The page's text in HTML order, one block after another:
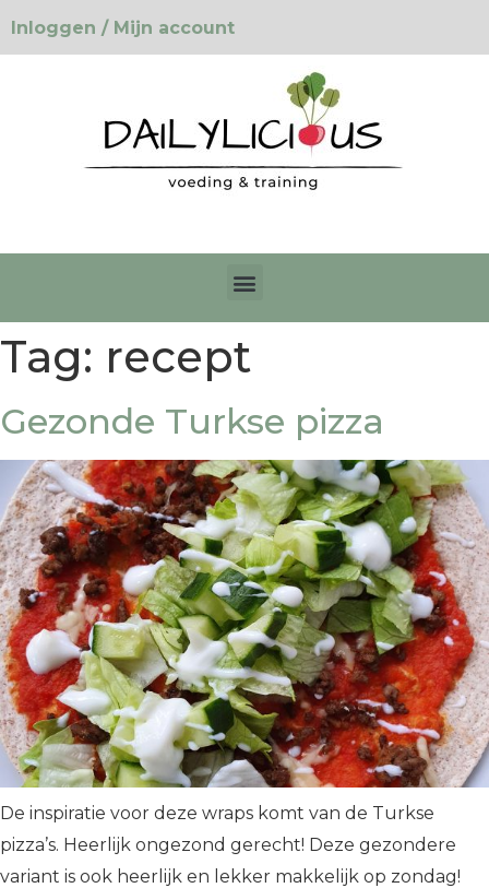
Inloggen / Mijn account
Tag: recept
Gezonde Turkse pizza
De inspiratie voor deze wraps komt van de Turkse
pizza’s. Heerlijk ongezond gerecht! Deze gezondere
variant is ook heerlijk en lekker makkelijk op zondag!